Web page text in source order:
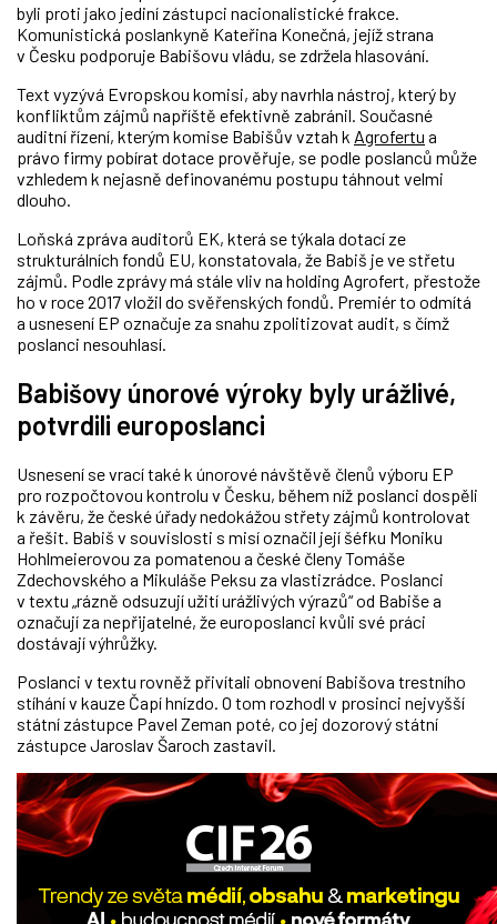
byli proti jako jediní zástupci nacionalistické frakce.
Komunistická poslankyně Kateřina Konečná, jejíž strana
v Česku podporuje Babišovu vládu, se zdržela hlasování.
Text vyzývá Evropskou komisi, aby navrhla nástroj, který by
konfliktům zájmů napříště efektivně zabránil. Současné
auditní řízení, kterým komise Babišův vztah k Agrofertu a
právo firmy pobírat dotace prověřuje, se podle poslanců může
vzhledem k nejasně definovanému postupu táhnout velmi
dlouho.
Loňská zpráva auditorů EK, která se týkala dotací ze
strukturálních fondů EU, konstatovala, že Babiš je ve střetu
zájmů. Podle zprávy má stále vliv na holding Agrofert, přestože
ho v roce 2017 vložil do svěřenských fondů. Premiér to odmítá
a usnesení EP označuje za snahu zpolitizovat audit, s čímž
poslanci nesouhlasí.
Babišovy únorové výroky byly urážlivé,
potvrdili europoslanci
Usnesení se vrací také k únorové návštěvě členů výboru EP
pro rozpočtovou kontrolu v Česku, během níž poslanci dospěli
k závěru, že české úřady nedokážou střety zájmů kontrolovat
a řešit. Babiš v souvislosti s misí označil její šéfku Moniku
Hohlmeierovou za pomatenou a české členy Tomáše
Zdechovského a Mikuláše Peksu za vlastizrádce. Poslanci
v textu „rázně odsuzují užití urážlivých výrazů“ od Babiše a
označují za nepřijatelné, že europoslanci kvůli své práci
dostávají výhrůžky.
Poslanci v textu rovněž přivítali obnovení Babišova trestního
stíhání v kauze Čapí hnízdo. O tom rozhodl v prosinci nejvyšší
státní zástupce Pavel Zeman poté, co jej dozorový státní
zástupce Jaroslav Šaroch zastavil.